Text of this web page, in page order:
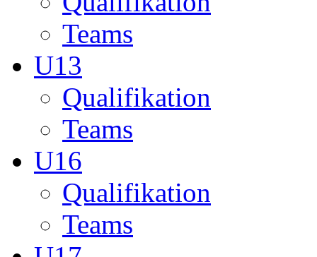
Teams
U13
Qualifikation
Teams
U16
Qualifikation
Teams